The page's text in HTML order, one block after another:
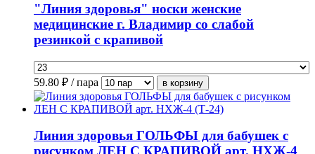
"Линия здоровья" носки женские
медицинские г. Владимир со слабой
резинкой с крапивой
59.80 ₽ / пара
Линия здоровья ГОЛЬФЫ для бабушек с